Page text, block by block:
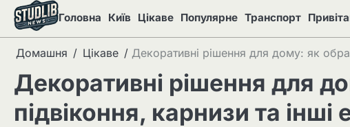
Перейти
вмісту
Головна Київ Цікаве Популярне Транспорт
Домашня Цікаве Декоративні рішення для дому: як
Декоративні рішення для
підвіконня, карнизи та інші